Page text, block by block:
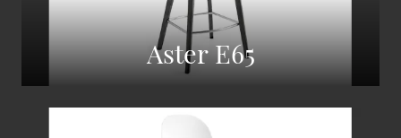
Aster E65